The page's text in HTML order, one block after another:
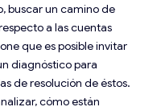
buscar un camino de
a las cuentas
que es posible invitar
diagnóstico para
de resolución de éstos.
cómo están